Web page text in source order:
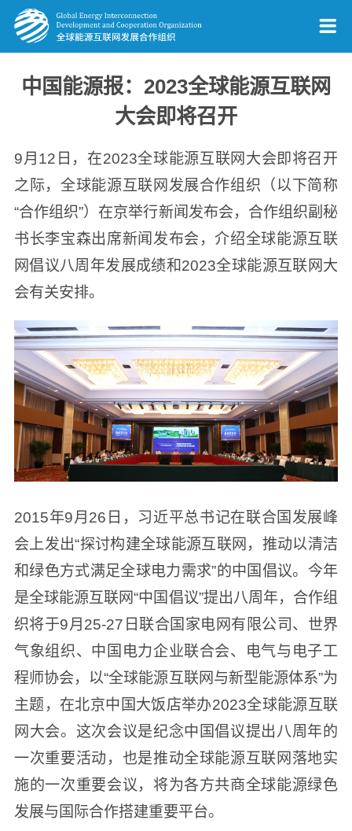
中国能源报：2023全球能源互联网
大会即将召开
9月12日，在2023全球能源互联网大会即将召开
之际，全球能源互联网发展合作组织（以下简称
“合作组织”）在京举行新闻发布会，合作组织副秘
书长李宝森出席新闻发布会，介绍全球能源互联
网倡议八周年发展成绩和2023全球能源互联网大
会有关安排。
2015年9月26日，习近平总书记在联合国发展峰
会上发出“探讨构建全球能源互联网，推动以清洁
和绿色方式满足全球电力需求”的中国倡议。今年
是全球能源互联网“中国倡议”提出八周年，合作组
织将于9月25-27日联合国家电网有限公司、世界
气象组织、中国电力企业联合会、电气与电子工
程师协会，以“全球能源互联网与新型能源体系”为
主题，在北京中国大饭店举办2023全球能源互联
网大会。这次会议是纪念中国倡议提出八周年的
一次重要活动，也是推动全球能源互联网落地实
施的一次重要会议，将为各方共商全球能源绿色
发展与国际合作搭建重要平台。